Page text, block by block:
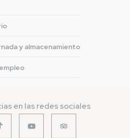
y almacenamiento
en las redes sociales